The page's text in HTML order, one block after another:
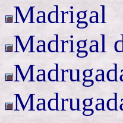
Madrigal
Madrigal